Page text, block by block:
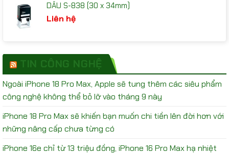
DẤU S-838 (30 x 34mm)
Liên hệ
TIN CÔNG NGHỆ
Ngoài iPhone 18 Pro Max, Apple sẽ tung thêm các siêu phẩm
công nghệ không thể bỏ lỡ vào tháng 9 này
iPhone 18 Pro Max sẽ khiến bạn muốn chi tiền lên đời hơn với
những nâng cấp chưa từng có
iPhone 16e chỉ từ 13 triệu đồng, iPhone 16 Pro Max hạ nhiệt